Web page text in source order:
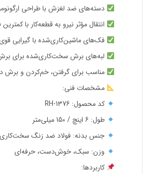
دسته‌های ضد لغزش با طراحی
انتقال مؤثر نیرو به قطعه‌کار با
فک‌های ماشین‌کاری‌شده با گیرایی
لبه‌های برش سخت‌کاری‌شده برای
مناسب برای گرفتن، خم‌کردن و برش
مشخصات فنی:
کد محصول: RH-1376
طول: 6 اینچ / 150 میلی‌متر
جنس بدنه: فولاد ضد زنگ
وزن: سبک، خوش‌دست، حرفه‌ای
کاربردها: